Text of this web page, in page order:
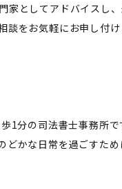
家としてアドバイスし
をお気軽にお申し付け
1分の司法書士事務所
どかな日常を過ごすた